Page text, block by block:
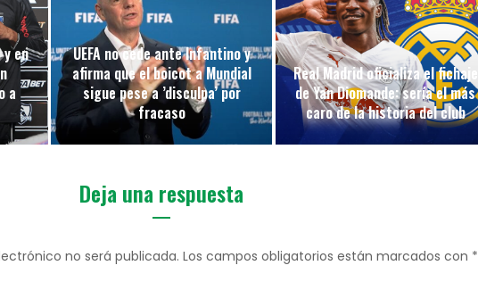
y en
a
UEFA no cede ante Infantino y
afirma que el boicot a Mundial
sigue pese a ’disculpa’ por
fracaso
Real Madrid oficializa el fichaje
de Yan Diomande: sería el más
caro de la historia del club
Deja una respuesta
no será publicada. Los campos obligatorios están marcados con *